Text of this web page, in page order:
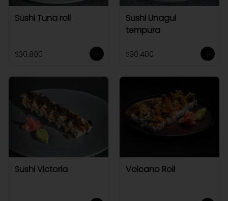
Sushi Tuna roll
$30.800
Sushi Unagui
tempura
$30.400
Sushi Victoria Volcano Roll